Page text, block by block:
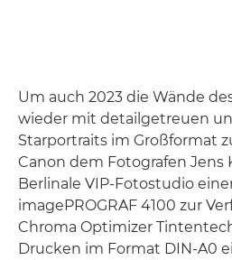
Um auch 2023 die Wände
wieder mit detailgetreuen
Starportraits im Großformat
Canon dem Fotografen Jens
Berlinale VIP-Fotostudio
imagePROGRAF 4100 zur
Chroma Optimizer
Drucken im Format DIN-A0